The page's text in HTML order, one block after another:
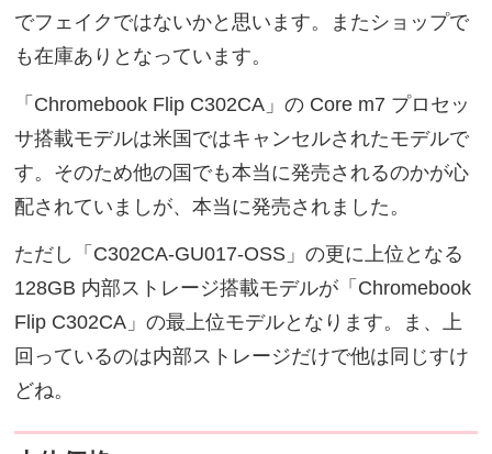
でフェイクではないかと思います。またショップで
も在庫ありとなっています。
「Chromebook Flip C302CA」の Core m7 プロセッ
サ搭載モデルは米国ではキャンセルされたモデルで
す。そのため他の国でも本当に発売されるのかが心
配されていましが、本当に発売されました。
ただし「C302CA-GU017-OSS」の更に上位となる
128GB 内部ストレージ搭載モデルが「Chromebook
Flip C302CA」の最上位モデルとなります。ま、上
回っているのは内部ストレージだけで他は同じすけ
どね。